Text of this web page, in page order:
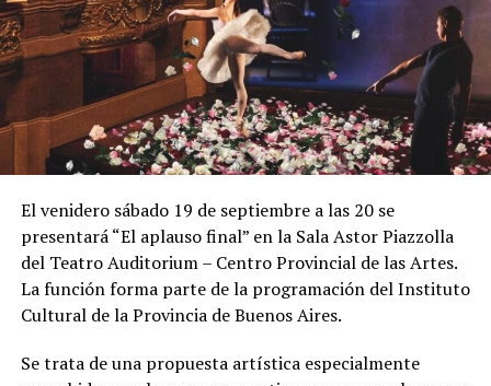
El venidero sábado 19 de septiembre a las 20 se
presentará “El aplauso final” en la Sala Astor Piazzolla
del Teatro Auditorium – Centro Provincial de las Artes.
La función forma parte de la programación del Instituto
Cultural de la Provincia de Buenos Aires.
Se trata de una propuesta artística especialmente